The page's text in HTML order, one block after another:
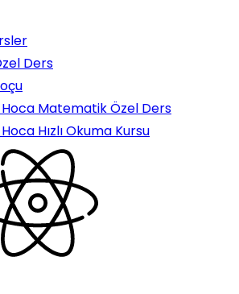
Ders
Matematik Özel Ders
Hızlı Okuma Kursu